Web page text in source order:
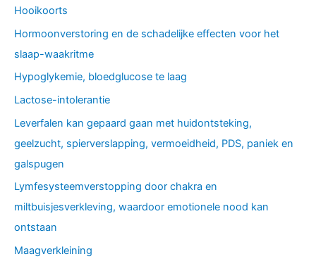
Hooikoorts
Hormoonverstoring en de schadelijke effecten voor het
slaap-waakritme
Hypoglykemie, bloedglucose te laag
Lactose-intolerantie
Leverfalen kan gepaard gaan met huidontsteking,
geelzucht, spierverslapping, vermoeidheid, PDS, paniek en
galspugen
Lymfesysteemverstopping door chakra en
miltbuisjesverkleving, waardoor emotionele nood kan
ontstaan
Maagverkleining